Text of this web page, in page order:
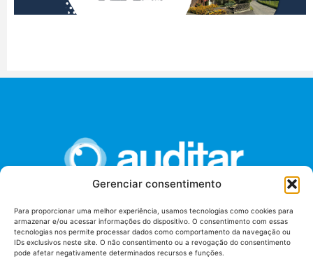
Gerenciar consentimento
Para proporcionar uma melhor experiência, usamos tecnologias como cookies para
armazenar e/ou acessar informações do dispositivo. O consentimento com essas
tecnologias nos permite processar dados como comportamento da navegação ou
IDs exclusivos neste site. O não consentimento ou a revogação do consentimento
pode afetar negativamente determinados recursos e funções.
União dos Auditores Federais de Controle Externo -
AUDITAR
Setor de Administração Federal Sul (SAF/Sul), Qd. 04, Lt. 01